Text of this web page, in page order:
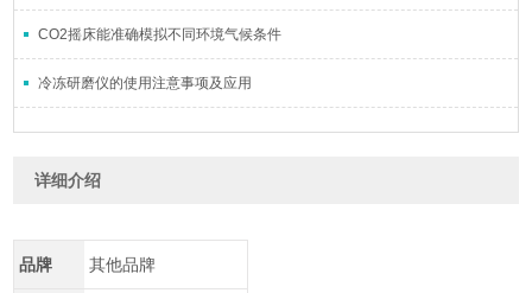
CO2摇床能准确模拟不同环境气候条件
冷冻研磨仪的使用注意事项及应用
详细介绍
品牌 其他品牌